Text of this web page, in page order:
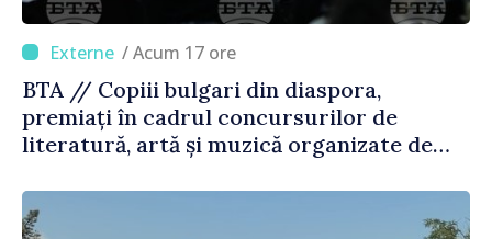
/ Acum 17 ore
BTA // Copiii bulgari din diaspora,
premiați în cadrul concursurilor de
literatură, artă și muzică organizate de
Străinătate